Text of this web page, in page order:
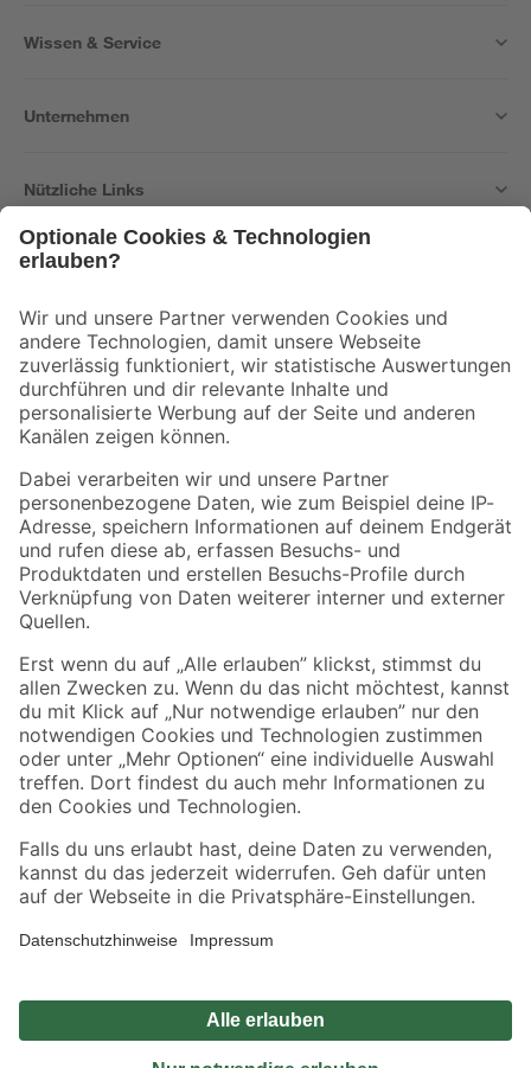
Wissen & Service
Unternehmen
Nützliche Links
Der toom Newsletter: Keine Angebote und Aktionen mehr verpassen!
Zur Newsletter Anmeldung
Folge uns
Zahlungsarten Versandarten
Sicher einkaufen
Jetzt die toom-App herunterladen
Alle Preisangaben in EUR inkl. gesetzl. MwSt.. Die dargestellten Angebote sind unter
Umständen nicht in allen Märkten verfügbar. Die angegebenen Verfügbarkeiten beziehen
Produkte nur solange der Vorrat reicht.
*Paketversand ab 59 € versandkostenfrei, gilt nicht für Artikel mit Speditionsversand, hier
Privatsphäre Impressum
Nutzungsbedingungen
Widerrufsrecht
Vertrag widerrufen